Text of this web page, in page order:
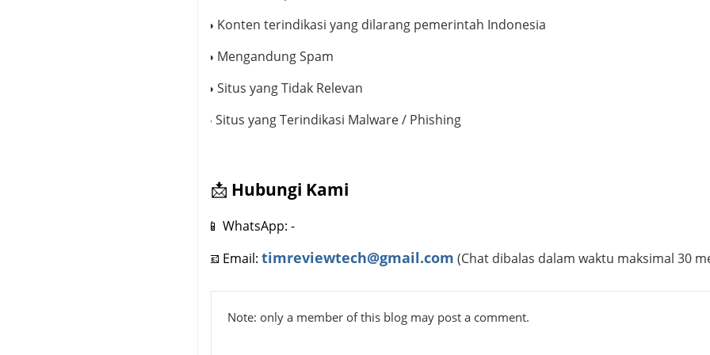
● Konten terindikasi yang dilarang pemerintah Indonesia
● Mengandung Spam
● Situs yang Tidak Relevan
● Situs yang Terindikasi Malware / Phishing
📩 Hubungi Kami
📱 WhatsApp: -
📧 Email: timreviewtech@gmail.com (Chat dibalas dalam waktu maksimal 30
Note: only a member of this blog may post a comment.